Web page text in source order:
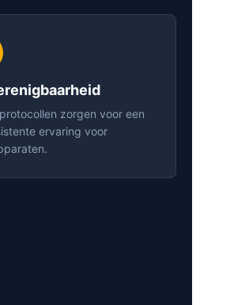
zorgen voor een
ervaring voor